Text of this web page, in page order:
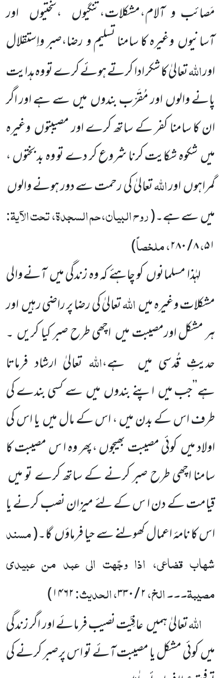
مَصائب و آلام،مشکلات،تنگیوں ،سختیوں اور
آسانیوںوغیرہ کا سامنا تسلیمورضا،صبر واِستقلال
اوراللہتعالیٰ کا شکر ادا کرتے ہوئے کرے تو وہ ہدایت
پانے والوںاور مُقَرّب بندوںمیںسے ہے اور اگر
ان کا سامنا کفر کے ساتھ کرے اور مصیبتوںوغیرہ
میںشکوہ شکایت کرنا شروع کر دے تو وہ بد بختوں ،
گمراہوںاوراللہتعالیٰ کی رحمت سے دور ہونے والوں
میںسے ہے۔(روح البیان، حم السجدۃ، تحت الآیۃ:
۵۱،۸/۲۸۰، ملخصاً)
لہٰذا مسلمانوںکو چاہئے کہ وہ زندگی میںآنے والی
مشکلات وغیرہ میںاللہتعالیٰ کی رضا پر راضی رہیںاور
ہرمشکل اورمصیبت میںاچھی طرح صبر کیا کریں ۔
حدیثِ قُدسی میں ہے،اللہ تعالیٰ ارشاد فرماتا
ہے’’جب میںاپنے بندوںمیںسے کسی بندے کی
طرف اس کے بدن میں ، اس کے مال میںیا اس کی
اولاد میںکوئی مصیبت بھیجوں ،پھر وہ ا س مصیبت کا
سامنا اچھی طرح صبر کرنے کے ساتھ کرے تو میں
قیامت کے دن ا س کے لئے میزان نصب کرنے یا
اس کا نامۂ اعمال کھولنے سے حیا فرماؤںگا۔(مسند
شہاب قضاعی، اذا وجّہت الی عبد من عبیدی
مصیبۃ۔۔۔ الخ،۲/۳۳۰، الحدیث:۱۴۶۲)
اللہتعالیٰ ہمیںعافِیَّت نصیب فرمائے اور اگر زندگی
میںکوئی مشکل یا مصیبت آئے تو اس پر صبر کرنے کی